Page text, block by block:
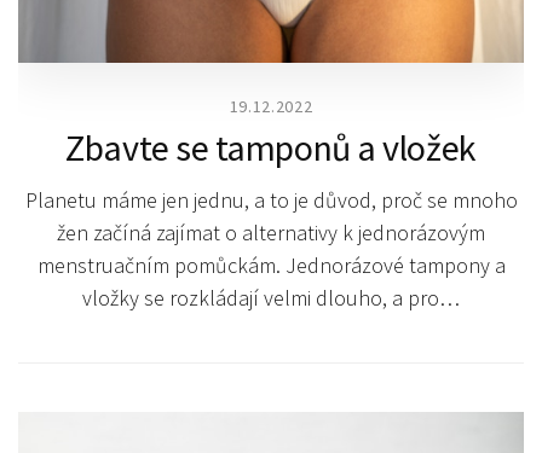
19.12.2022
Zbavte se tamponů a vložek
Planetu máme jen jednu, a to je důvod, proč se mnoho
žen začíná zajímat o alternativy k jednorázovým
menstruačním pomůckám. Jednorázové tampony a
vložky se rozkládají velmi dlouho, a pro…